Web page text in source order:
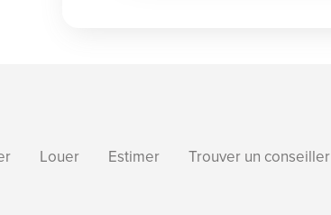
Louer Estimer Trouver un conseiller